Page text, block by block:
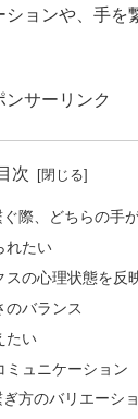
ョンや、手を
ンサーリンク
次
際、どちらの手
れたい
スの心理状態を反
のバランス
たい
ミュニケーション
方のバリエーシ